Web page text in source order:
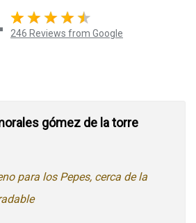
246 Reviews from Google
gómez de la torre
para los Pepes, cerca de la